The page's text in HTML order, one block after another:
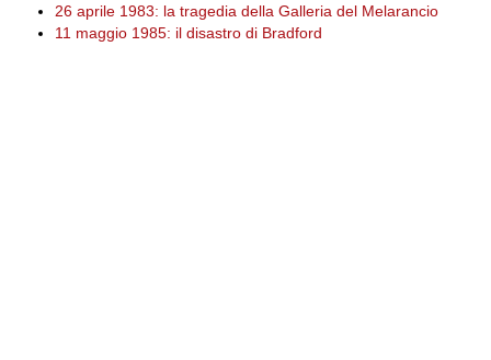
26 aprile 1983: la tragedia della Galleria del Melarancio
11 maggio 1985: il disastro di Bradford